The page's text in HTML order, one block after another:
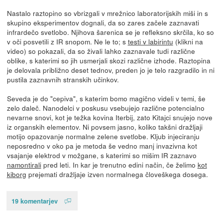
Nastalo raztopino so vbrizgali v mrežnico laboratorijskih miši in s
skupino eksperimentov dognali, da so zares začele zaznavati
infrardečo svetlobo. Njihova šarenica se je refleksno skrčila, ko so
v oči posvetili z IR snopom. Ne le to; s testi v labirintu (klikni na
video) so pokazali, da so živali lahko zaznavale tudi različne
oblike, s katerimi so jih usmerjali skozi različne izhode. Raztopina
je delovala približno deset tednov, preden jo je telo razgradilo in ni
pustila zaznavnih stranskih učinkov.
Seveda je do "cepiva", s katerim bomo magično videli v temi, še
zelo daleč. Nanodelci v poskusu vsebujejo različne potencialno
nevarne snovi, kot je težka kovina Iterbij, zato Kitajci snujejo nove
iz organskih elementov. Ni povsem jasno, koliko takšni dražljaji
motijo opazovanje normalne zelene svetlobe. Kljub injeciranju
neposredno v oko pa je metoda še vedno manj invazivna kot
vsajanje elektrod v možgane, s katerimi so mišim IR zaznavo
namontiralipred leti. In kar je trenutno edini način, če želimo kot
kiborg prejemati dražljaje izven normalnega človeškega dosega.
19 komentarjev